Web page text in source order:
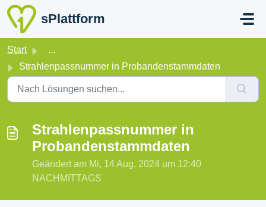
Zum hauptsächlichen Inhalt gehen
sPlattform
Start
...
Strahlenpassnummer in Probandenstammdaten
Strahlenpassnummer in
Probandenstammdaten
Geändert am Mi, 14 Aug, 2024 um 12:40
NACHMITTAGS